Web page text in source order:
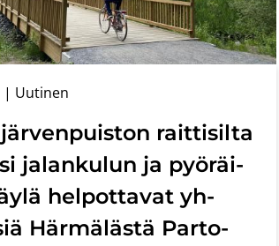
rait­ti­sil­ta
ja­lan­ku­lun ja pyö­räi­
hel­pot­ta­vat yh­
Här­mä­läs­tä Par­to­
| Uu­ti­nen